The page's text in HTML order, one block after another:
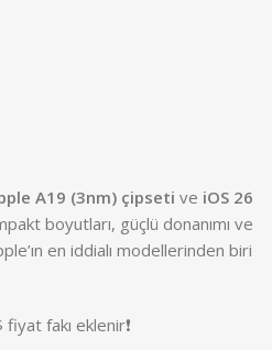
A19 (3nm) çipseti ve iOS 26
boyutları, güçlü donanımı ve
en iddialı modellerinden biri
fakı eklenir❗️